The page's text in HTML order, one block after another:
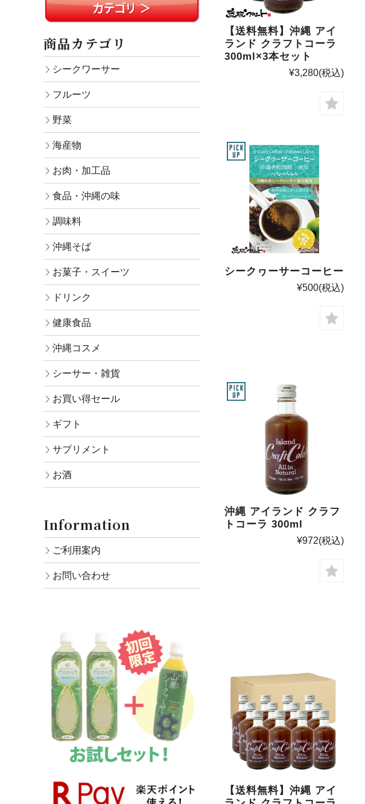
【送料無料】沖縄 アイ
ランド クラフトコーラ
300ml×3本セット
¥3,280(税込)
シークヮーサーコーヒー
¥500(税込)
沖縄 アイランド クラフ
トコーラ 300ml
¥972(税込)
【送料無料】沖縄 アイ
商品カテゴリ
シークワーサー
フルーツ
野菜
海産物
お肉・加工品
食品・沖縄の味
調味料
沖縄そば
お菓子・スイーツ
ドリンク
健康食品
沖縄コスメ
シーサー・雑貨
お買い得セール
ギフト
サプリメント
お酒
Information
ご利用案内
お問い合わせ